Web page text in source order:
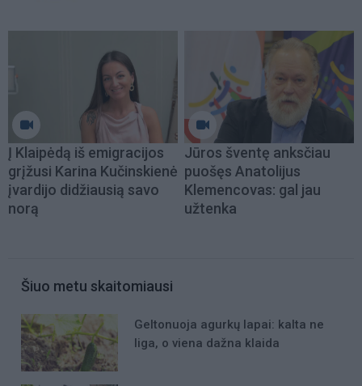
Į Klaipėdą iš emigracijos
grįžusi Karina Kučinskienė
įvardijo didžiausią savo
norą
Jūros šventę anksčiau
puošęs Anatolijus
Klemencovas: gal jau
užtenka
Šiuo metu skaitomiausi
Geltonuoja agurkų lapai: kalta ne
liga, o viena dažna klaida